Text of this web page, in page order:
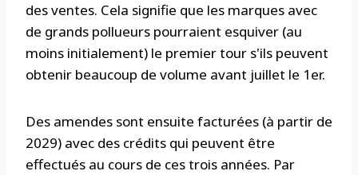
des ventes. Cela signifie que les marques avec
de grands pollueurs pourraient esquiver (au
moins initialement) le premier tour s'ils peuvent
obtenir beaucoup de volume avant juillet le 1er.
Des amendes sont ensuite facturées (à partir de
2029) avec des crédits qui peuvent être
effectués au cours de ces trois années. Par